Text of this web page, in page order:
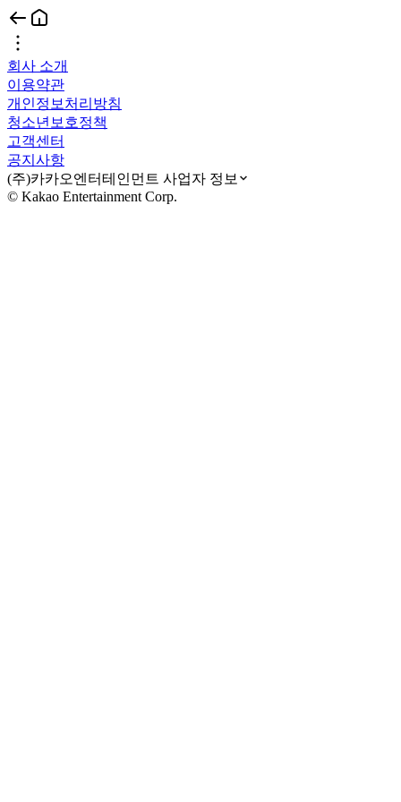
회사 소개
이용약관
개인정보처리방침
청소년보호정책
고객센터
공지사항
(주)카카오엔터테인먼트 사업자 정보
© Kakao Entertainment Corp.